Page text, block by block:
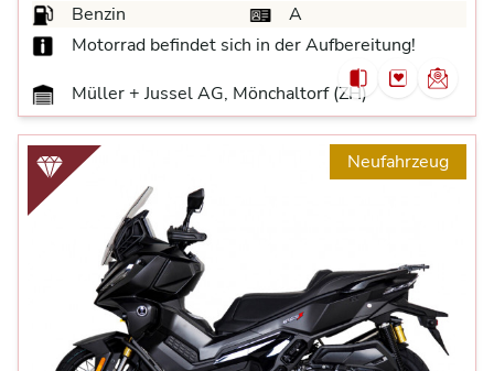
Benzin
A
Motorrad befindet sich in der Aufbereitung!
Müller + Jussel AG, Mönchaltorf (ZH)
Neufahrzeug